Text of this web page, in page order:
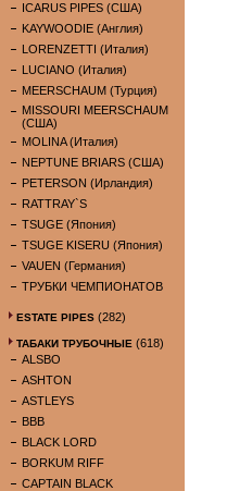
ICARUS PIPES (США)
KAYWOODIE (Англия)
LORENZETTI (Италия)
LUCIANO (Италия)
MEERSCHAUM (Турция)
MISSOURI MEERSCHAUM
(США)
MOLINA (Италия)
NEPTUNE BRIARS (США)
PETERSON (Ирландия)
RATTRAY`S
TSUGE (Япония)
TSUGE KISERU (Япония)
VAUEN (Германия)
ТРУБКИ ЧЕМПИОНАТОВ
ESTATE PIPES (282)
ТАБАКИ ТРУБОЧНЫЕ (618)
ALSBO
ASHTON
ASTLEYS
BBB
BLACK LORD
BORKUM RIFF
CAPTAIN BLACK